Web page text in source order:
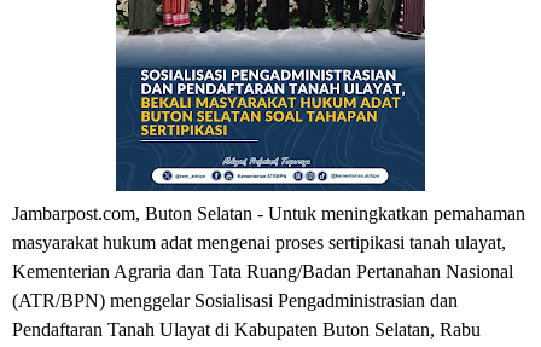
Jambarpost.com, Buton Selatan - Untuk meningkatkan pemahaman
masyarakat hukum adat mengenai proses sertipikasi tanah ulayat,
Kementerian Agraria dan Tata Ruang/Badan Pertanahan Nasional
(ATR/BPN) menggelar Sosialisasi Pengadministrasian dan
Pendaftaran Tanah Ulayat di Kabupaten Buton Selatan, Rabu